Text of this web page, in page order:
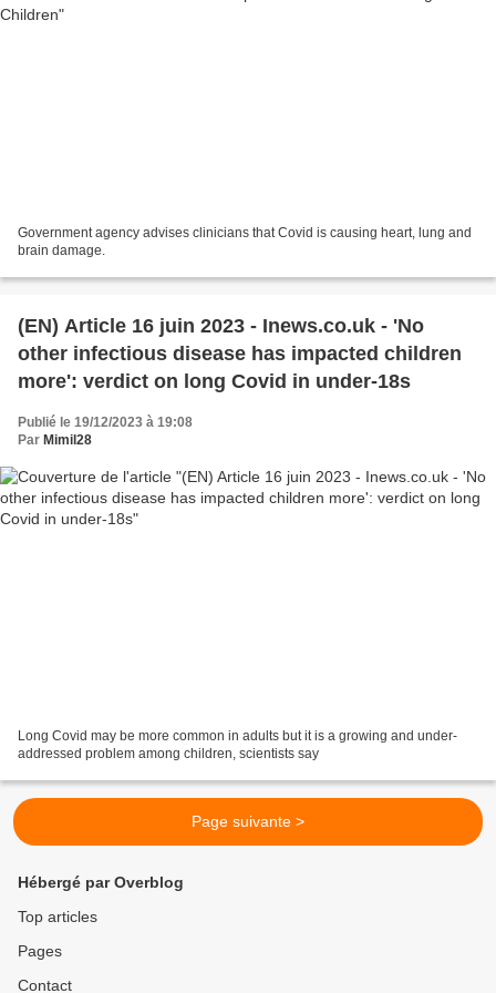
Government agency advises clinicians that Covid is causing heart, lung and
brain damage.
(EN) Article 16 juin 2023 - Inews.co.uk - 'No
other infectious disease has impacted children
more': verdict on long Covid in under-18s
Publié le 19/12/2023 à 19:08
Par Mimil28
Long Covid may be more common in adults but it is a growing and under-
addressed problem among children, scientists say
Page suivante >
Hébergé par Overblog
Top articles
Pages
Contact